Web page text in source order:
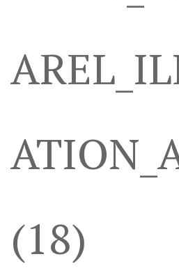
(18)